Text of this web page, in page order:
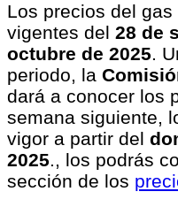
Los precios del
vigentes del 28 de
octubre de 2025.
periodo, la
dará a conocer los
semana siguiente,
vigor a partir del
2025., los podrás
sección de los